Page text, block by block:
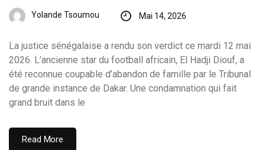
Yolande Tsoumou Mai 14, 2026
​La justice sénégalaise a rendu son verdict ce mardi 12 mai
2026. L’ancienne star du football africain, El Hadji Diouf, a
été reconnue coupable d’abandon de famille par le Tribunal
de grande instance de Dakar. Une condamnation qui fait
grand bruit dans le
Read More